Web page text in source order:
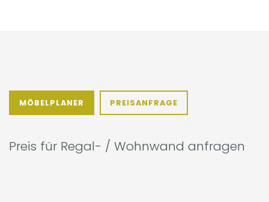
MÖBELPLANER PREISANFRAGE
Preis für Regal- / Wohnwand anfragen